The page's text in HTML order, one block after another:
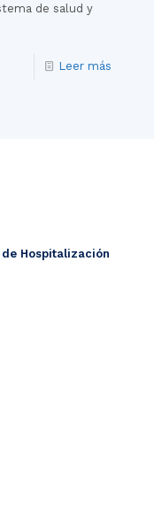
de salud y
Leer más
Hospitalización